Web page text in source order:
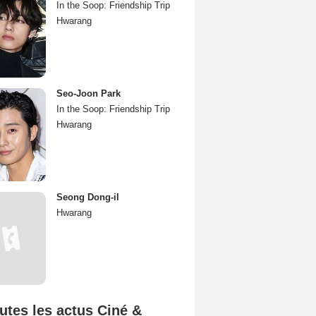
In the Soop: Friendship Trip
Hwarang
Seo-Joon Park
In the Soop: Friendship Trip
Hwarang
Seong Dong-il
Hwarang
les actus Ciné &